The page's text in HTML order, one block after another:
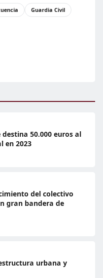
Guardia Civil
50.000 euros al
en 2023
del colectivo
gran bandera de
urbana y